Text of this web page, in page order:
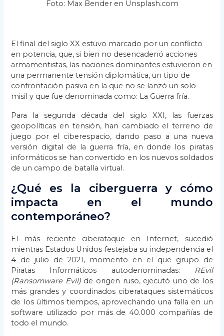
Foto: Max Bender en Unsplash.com
El final del siglo XX estuvo marcado por un conflicto
en potencia, que, si bien no desencadenó acciones
armamentistas, las naciones dominantes estuvieron en
una permanente tensión diplomática, un tipo de
confrontación pasiva en la que no se lanzó un solo
misil y que fue denominada como: La Guerra fría.
Para la segunda década del siglo XXI, las fuerzas
geopolíticas en tensión, han cambiado el terreno de
juego por el ciberespacio, dando paso a una nueva
versión digital de la guerra fría, en donde los piratas
informáticos se han convertido en los nuevos soldados
de un campo de batalla virtual.
¿Qué es la ciberguerra y cómo
impacta en el mundo
contemporáneo?
El más reciente ciberataque en Internet, sucedió
mientras Estados Unidos festejaba su independencia el
4 de julio de 2021, momento en el que grupo de
Piratas Informáticos autodenominadas: REvil
(Ransomware Evil)de origen ruso, ejecutó uno de los
más grandes y coordinados ciberataques sistemáticos
de los últimos tiempos, aprovechando una falla en un
software utilizado por más de 40.000 compañías de
todo el mundo.